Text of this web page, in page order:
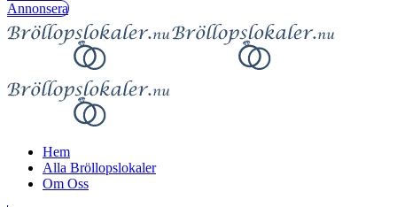
Annonsera
Hem
Alla Bröllopslokaler
Om Oss